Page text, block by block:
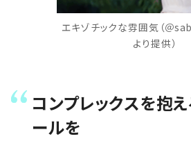
エキゾチックな雰囲気（＠
より提供）
コンプレックスを抱
ールを